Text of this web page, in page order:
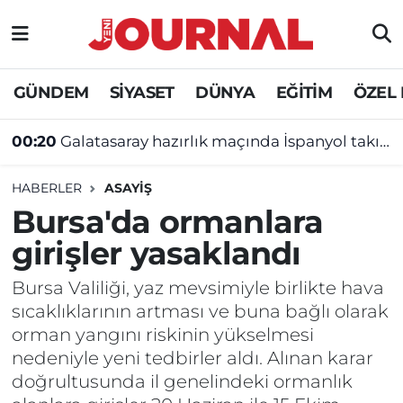
GÜNDEM SİYASET DÜNYA EĞİTİM ÖZEL
00:20 Galatasaray hazırlık maçında İspanyol takımına yenildi
HABERLER ASAYİŞ
Bursa'da ormanlara
girişler yasaklandı
Bursa Valiliği, yaz mevsimiyle birlikte hava
sıcaklıklarının artması ve buna bağlı olarak
orman yangını riskinin yükselmesi
nedeniyle yeni tedbirler aldı. Alınan karar
doğrultusunda il genelindeki ormanlık
GÜNDEM
SİYASET
DÜNYA
EĞİTİM
ÖZEL HABER
Nöbetçi Eczaneler
Hava Durumu
Süper Lig Puan Durumu ve Fikstür
Tüm Manşetler
Son Dakika Haberleri
Haber Arşivi